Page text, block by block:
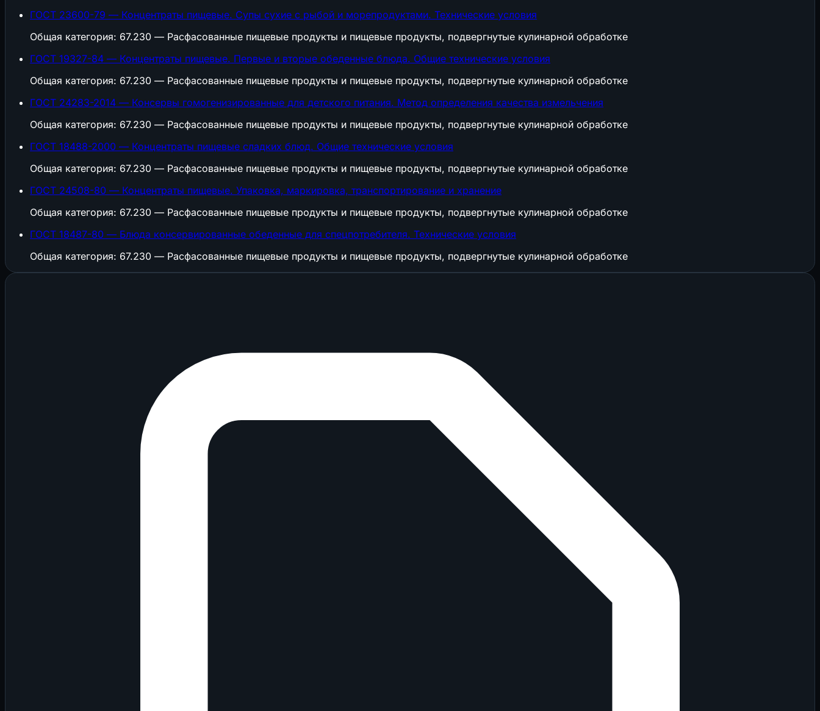
ГОСТ 23600-79 — Концентраты пищевые. Супы сухие с рыбой и морепродуктами. Технические условия
Общая категория: 67.230 — Расфасованные пищевые продукты и пищевые продукты, подвергнутые кулинарной обработке
ГОСТ 19327-84 — Концентраты пищевые. Первые и вторые обеденные блюда. Общие технические условия
Общая категория: 67.230 — Расфасованные пищевые продукты и пищевые продукты, подвергнутые кулинарной обработке
ГОСТ 24283-2014 — Консервы гомогенизированные для детского питания. Метод определения качества измельчения
Общая категория: 67.230 — Расфасованные пищевые продукты и пищевые продукты, подвергнутые кулинарной обработке
ГОСТ 18488-2000 — Концентраты пищевые сладких блюд. Общие технические условия
Общая категория: 67.230 — Расфасованные пищевые продукты и пищевые продукты, подвергнутые кулинарной обработке
ГОСТ 24508-80 — Концентраты пищевые. Упаковка, маркировка, транспортирование и хранение
Общая категория: 67.230 — Расфасованные пищевые продукты и пищевые продукты, подвергнутые кулинарной обработке
ГОСТ 18487-80 — Блюда консервированные обеденные для спецпотребителя. Технические условия
Общая категория: 67.230 — Расфасованные пищевые продукты и пищевые продукты, подвергнутые кулинарной обработке